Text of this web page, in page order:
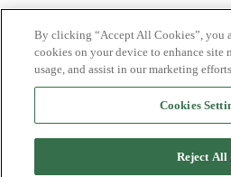
Nyhetsbrev
Ledige stillinger
Send inn manus
By clicking “Accept All Cookies”, you
cookies on your device to enhance site
usage, and assist in our marketing
Cookies
Reject All